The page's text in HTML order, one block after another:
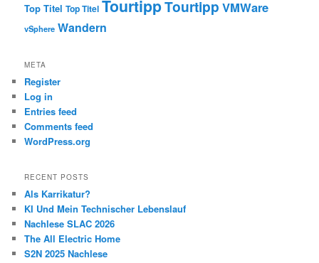
Top Titel Top Titel TourtippTourtipp VMWare
vSphere Wandern
META
Register
Log in
Entries feed
Comments feed
WordPress.org
RECENT POSTS
Als Karrikatur?
KI Und Mein Technischer Lebenslauf
Nachlese SLAC 2026
The All Electric Home
S2N 2025 Nachlese